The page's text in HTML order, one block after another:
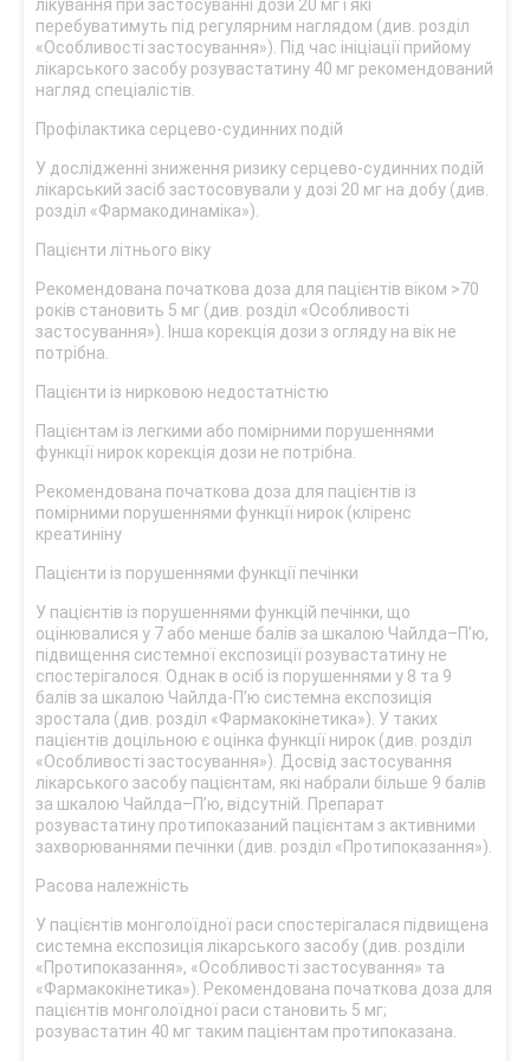
лікування при застосуванні дози 20 мг і які
перебуватимуть під регулярним наглядом (див. розділ
«Особливості застосування»). Під час ініціації прийому
лікарського засобу розувастатину 40 мг рекомендований
нагляд спеціалістів.
Профілактика серцево-судинних подій
У дослідженні зниження ризику серцево-судинних подій
лікарський засіб застосовували у дозі 20 мг на добу (див.
розділ «Фармакодинаміка»).
Пацієнти літнього віку
Рекомендована початкова доза для пацієнтів віком >70
років становить 5 мг (див. розділ «Особливості
застосування»). Інша корекція дози з огляду на вік не
потрібна.
Пацієнти із нирковою недостатністю
Пацієнтам із легкими або помірними порушеннями
функції нирок корекція дози не потрібна.
Рекомендована початкова доза для пацієнтів із
помірними порушеннями функції нирок (кліренс
креатиніну
Пацієнти із порушеннями функції печінки
У пацієнтів із порушеннями функцій печінки, що
оцінювалися у 7 або менше балів за шкалою Чайлда–П’ю,
підвищення системної експозиції розувастатину не
спостерігалося. Однак в осіб із порушеннями у 8 та 9
балів за шкалою Чайлда-П’ю системна експозиція
зростала (див. розділ «Фармакокінетика»). У таких
пацієнтів доцільною є оцінка функції нирок (див. розділ
«Особливості застосування»). Досвід застосування
лікарського засобу пацієнтам, які набрали більше 9 балів
за шкалою Чайлда–П’ю, відсутній. Препарат
розувастатину протипоказаний пацієнтам з активними
захворюваннями печінки (див. розділ «Протипоказання»).
Расова належність
У пацієнтів монголоїдної раси спостерігалася підвищена
системна експозиція лікарського засобу (див. розділи
«Протипоказання», «Особливості застосування» та
«Фармакокінетика»). Рекомендована початкова доза для
пацієнтів монголоїдної раси становить 5 мг;
розувастатин 40 мг таким пацієнтам протипоказана.